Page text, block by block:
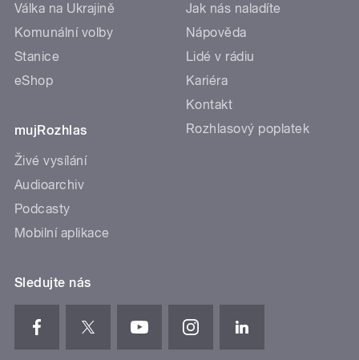
Válka na Ukrajině
Komunální volby
Stanice
eShop
mujRozhlas
Živé vysílání
Audioarchiv
Podcasty
Mobilní aplikace
Jak nás naladíte
Nápověda
Lidé v rádiu
Kariéra
Kontakt
Rozhlasový poplatek
Sledujte nás